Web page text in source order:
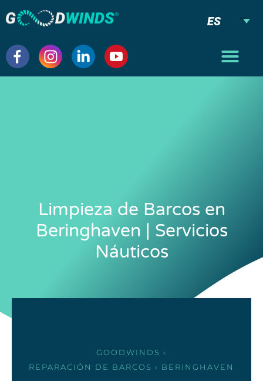
ES
Limpieza de Barcos en
Beringhaven | Servicios
Náuticos
GOODWINDS ›
REPARACIÓN DE BARCOS › BERINGHAVEN